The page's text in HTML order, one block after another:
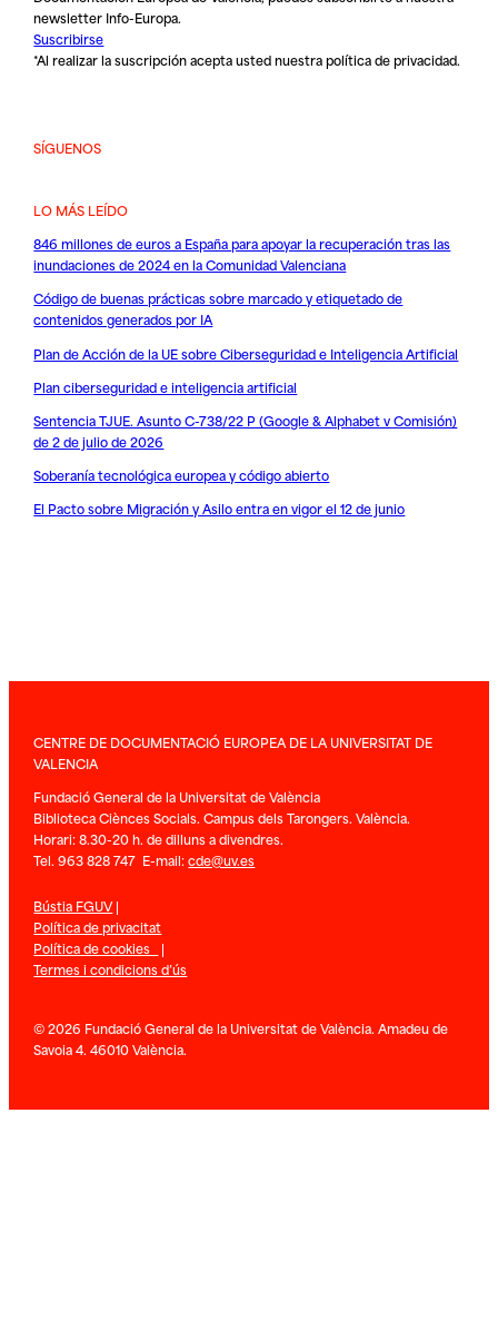
newsletter Info-Europa.
Suscribirse
*Al realizar la suscripción acepta usted nuestrapolítica de privacidad.
SÍGUENOS
LO MÁS LEÍDO
846 millones de euros a España para apoyar la recuperación tras las
inundaciones de 2024 en la Comunidad Valenciana
Código de buenas prácticas sobre marcado y etiquetado de
contenidos generados por IA
Plan de Acción de la UE sobre Ciberseguridad e Inteligencia Artificial
Plan ciberseguridad e inteligencia artificial
Sentencia TJUE. Asunto C-738/22 P (Google & Alphabet v Comisión)
de 2 de julio de 2026
Soberanía tecnológica europea y código abierto
El Pacto sobre Migración y Asilo entra en vigor el 12 de junio
CENTRE DE DOCUMENTACIÓ EUROPEA DE LA UNIVERSITAT DE
VALENCIA
Fundació General de la Universitat de València
Biblioteca Ciènces Socials. Campus dels Tarongers. València.
Horari: 8.30-20 h. de dilluns a divendres.
Tel. 963 828 747 E-mail:cde@uv.es
Bústia FGUV|
Política de privacitat
Política de cookies |
Termes i condicions d’ús
© 2026 Fundació General de la Universitat de València. Amadeu de
Savoia 4. 46010 València.